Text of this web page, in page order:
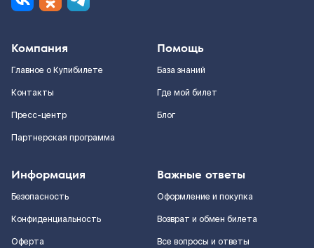
Компания
Главное о Купибилете
Контакты
Пресс-центр
Партнерская программа
Помощь
База знаний
Где мой билет
Блог
Информация
Безопасность
Конфиденциальность
Оферта
Важные ответы
Оформление и покупка
Возврат и обмен билета
Все вопросы и ответы